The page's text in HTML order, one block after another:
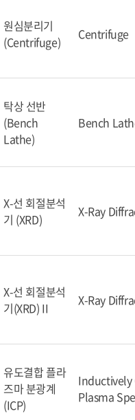
원심분리기
(Centrifuge)
Centrifuge
탁상 선반
(Bench
Lathe)
Bench
X-선 회절분석
기 (XRD)
X-Ray
X-선 회절분석
기(XRD) II
X-Ray
유도결합 플라
즈마 분광계
(ICP)
Plasma